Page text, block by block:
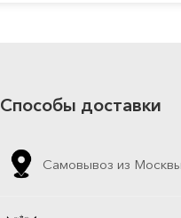
Способы доставки
Самовывоз из